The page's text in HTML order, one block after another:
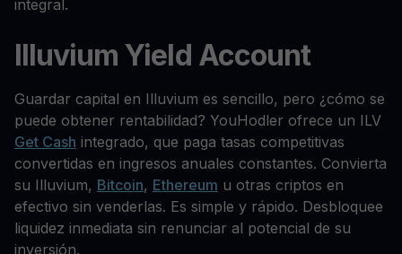
integral.
Illuvium Yield Account
Guardar capital en Illuvium es sencillo, pero ¿cómo se
puede obtener rentabilidad? YouHodler ofrece un ILV
Get Cash integrado, que paga tasas competitivas
convertidas en ingresos anuales constantes. Convierta
su Illuvium, Bitcoin, Ethereum u otras criptos en
efectivo sin venderlas. Es simple y rápido. Desbloquee
liquidez inmediata sin renunciar al potencial de su
inversión.